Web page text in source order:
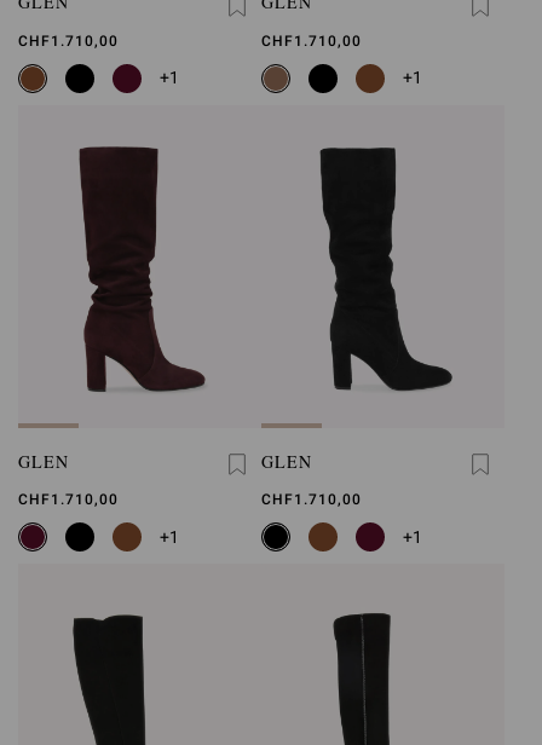
CHF1.710,00
+1
CHF1.710,00
+1
GLEN
CHF1.710,00
+1
GLEN
CHF1.710,00
+1